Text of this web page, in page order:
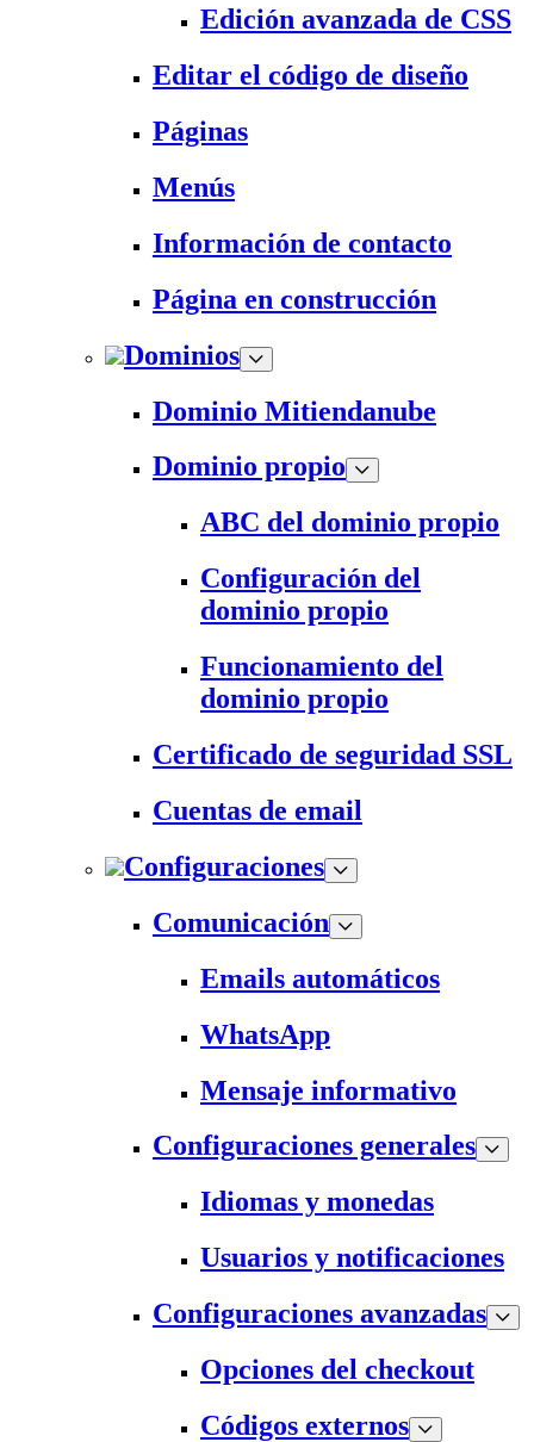
Edición avanzada de CSS
Editar el código de diseño
Páginas
Menús
Información de contacto
Página en construcción
Dominios
Dominio Mitiendanube
Dominio propio
ABC del dominio propio
Configuración del
dominio propio
Funcionamiento del
dominio propio
Certificado de seguridad SSL
Cuentas de email
Configuraciones
Comunicación
Emails automáticos
WhatsApp
Mensaje informativo
Configuraciones generales
Idiomas y monedas
Usuarios y notificaciones
Configuraciones avanzadas
Opciones del checkout
Códigos externos